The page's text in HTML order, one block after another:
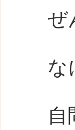
ぜ
な
自